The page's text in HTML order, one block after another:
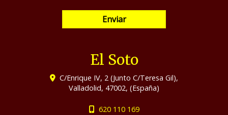
Enviar
El Soto
C/Enrique IV, 2 (Junto C/Teresa Gil),
Valladolid, 47002, (España)
620 110 169